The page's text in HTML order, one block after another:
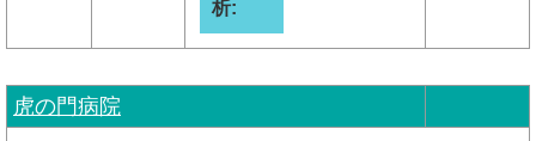
析:
虎の門病院